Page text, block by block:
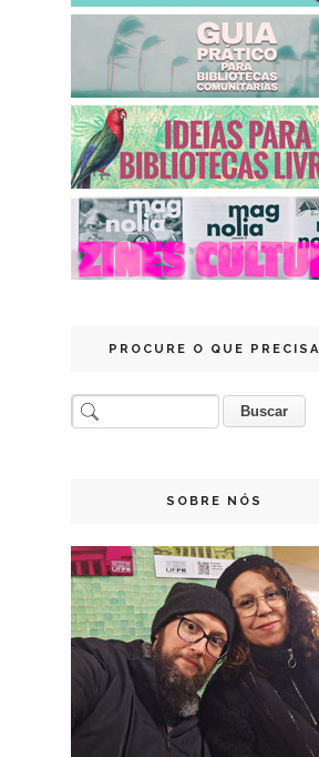
PROCURE O QUE PRECISA
SOBRE NÓS